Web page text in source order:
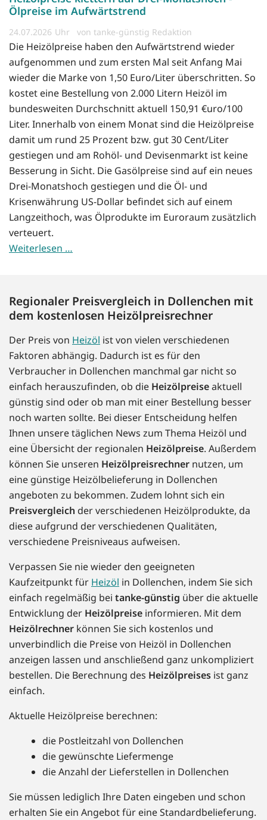
Ölpreise im Aufwärtstrend
24.07.2026 von tanke-günstig Redaktion
Die Heizölpreise haben den Aufwärtstrend wieder
aufgenommen und zum ersten Mal seit Anfang Mai
wieder die Marke von 1,50 Euro/Liter überschritten. So
kostet eine Bestellung von 2.000 Litern Heizöl im
bundesweiten Durchschnitt aktuell 150,91 €uro/100
Liter. Innerhalb von einem Monat sind die Heizölpreise
damit um rund 25 Prozent bzw. gut 30 Cent/Liter
gestiegen und am Rohöl- und Devisenmarkt ist keine
Besserung in Sicht. Die Gasölpreise sind auf ein neues
Drei-Monatshoch gestiegen und die Öl- und
Krisenwährung US-Dollar befindet sich auf einem
Langzeithoch, was Ölprodukte im Euroraum zusätzlich
verteuert.
Weiterlesen …
Regionaler Preisvergleich in Dollenchen mit
dem kostenlosen Heizölpreisrechner
Der Preis von Heizöl ist von vielen verschiedenen
Faktoren abhängig. Dadurch ist es für den
Verbraucher in Dollenchen manchmal gar nicht so
einfach herauszufinden, ob die Heizölpreiseaktuell
günstig sind oder ob man mit einer Bestellung besser
noch warten sollte. Bei dieser Entscheidung helfen
Ihnen unsere täglichen News zum Thema Heizöl und
eine Übersicht der regionalen Heizölpreise. Außerdem
können Sie unseren Heizölpreisrechner nutzen, um
eine günstige Heizölbelieferung in Dollenchen
angeboten zu bekommen. Zudem lohnt sich ein
Preisvergleich der verschiedenen Heizölprodukte, da
diese aufgrund der verschiedenen Qualitäten,
verschiedene Preisniveaus aufweisen.
Verpassen Sie nie wieder den geeigneten
Kaufzeitpunkt für Heizöl in Dollenchen, indem Sie sich
einfach regelmäßig bei tanke-günstig über die aktuelle
Entwicklung der Heizölpreise informieren. Mit dem
Heizölrechner können Sie sich kostenlos und
unverbindlich die Preise von Heizöl in Dollenchen
anzeigen lassen und anschließend ganz unkompliziert
bestellen. Die Berechnung des Heizölpreises ist ganz
einfach.
Aktuelle Heizölpreise berechnen:
die Postleitzahl von Dollenchen
die gewünschte Liefermenge
die Anzahl der Lieferstellen in Dollenchen
Sie müssen lediglich Ihre Daten eingeben und schon
erhalten Sie ein Angebot für eine Standardbelieferung.